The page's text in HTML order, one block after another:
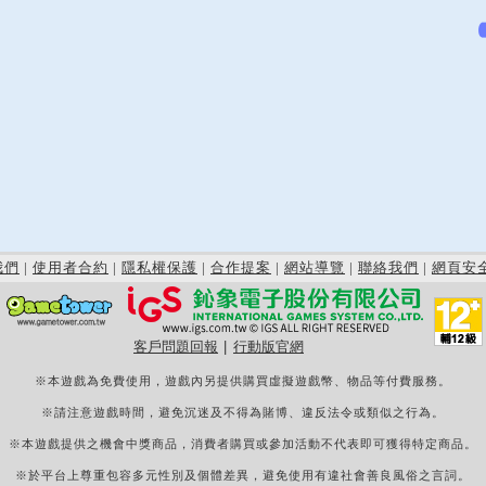
們 | 使用者合約 | 隱私權保護 | 合作提案 | 網站導覽 | 聯絡我們 | 網頁安
客戶問題回報 行動版官網
※本遊戲為免費使用，遊戲內另提供購買虛擬遊戲幣、物品等付費服務。
※請注意遊戲時間，避免沉迷及不得為賭博、違反法令或類似之行為。
※本遊戲提供之機會中獎商品，消費者購買或參加活動不代表即可獲得特定商品。
※於平台上尊重包容多元性別及個體差異，避免使用有違社會善良風俗之言詞。